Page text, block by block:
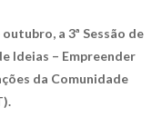
a 3ª Sessão de
Ideias – Empreender
da Comunidade